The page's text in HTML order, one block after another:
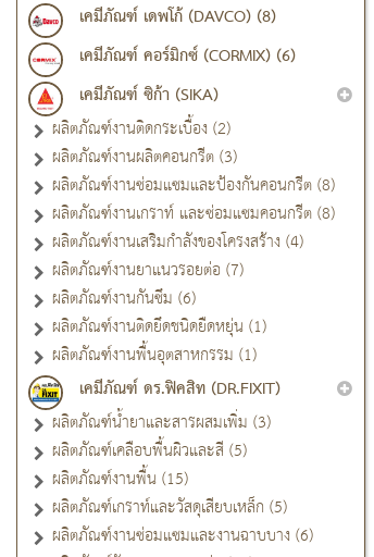
เคมีภัณฑ์ เดพโก้ (DAVCO) (8)
เคมีภัณฑ์ คอร์มิกซ์ (CORMIX) (6)
เคมีภัณฑ์ ซิก้า (SIKA)
ผลิตภัณฑ์งานติดกระเบื้อง (2)
ผลิตภัณฑ์งานผลิตคอนกรีต (3)
ผลิตภัณฑ์งานซ่อมแซมและป้องกันคอนกรีต (8)
ผลิตภัณฑ์งานเกราท์ และซ่อมแซมคอนกรีต (8)
ผลิตภัณฑ์งานเสริมกำลังของโครงสร้าง (4)
ผลิตภัณฑ์งานยาแนวรอยต่อ (7)
ผลิตภัณฑ์งานกันซึม (6)
ผลิตภัณฑ์งานติดยึดชนิดยืดหยุ่น (1)
ผลิตภัณฑ์งานพื้นอุตสาหกรรม (1)
เคมีภัณฑ์ ดร.ฟิคสิท (DR.FIXIT)
ผลิตภัณฑ์น้ำยาและสารผสมเพิ่ม (3)
ผลิตภัณฑ์เคลือบพื้นผิวและสี (5)
ผลิตภัณฑ์งานพื้น (15)
ผลิตภัณฑ์เกราท์และวัสดุเสียบเหล็ก (5)
ผลิตภัณฑ์งานซ่อมแซมและงานฉาบบาง (6)